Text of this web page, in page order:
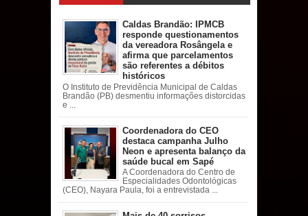
acessadas
Caldas Brandão: IPMCB
responde questionamentos
da vereadora Rosângela e
afirma que parcelamentos
são referentes a débitos
históricos
O Instituto de Previdência Municipal de Caldas
Brandão (PB) desmentiu informações distorcidas
e ...
Coordenadora do CEO
destaca campanha Julho
Neon e apresenta balanço da
saúde bucal em Sapé
A Coordenadora do Centro de
Especialidades Odontológicas
(CEO), Nayara Paula, foi a entrevistada ...